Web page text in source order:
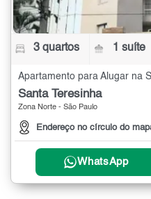
3 quartos 1 suíte
Santa Teresinha
Zona Norte - São Paulo
Endereço no círculo do
WhatsApp